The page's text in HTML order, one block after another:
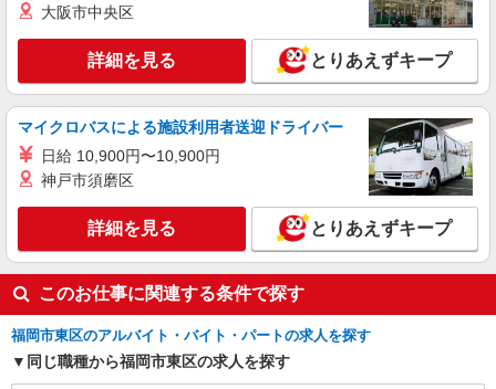
大阪市中央区
詳細を見る とりあえずキープ
マイクロバスによる施設利用者送迎ドライバー
日給 10,900円〜10,900円
神戸市須磨区
詳細を見る とりあえずキープ
このお仕事に関連する条件で探す
福岡市東区のアルバイト・バイト・パートの求人を探す
同じ職種から福岡市東区の求人を探す